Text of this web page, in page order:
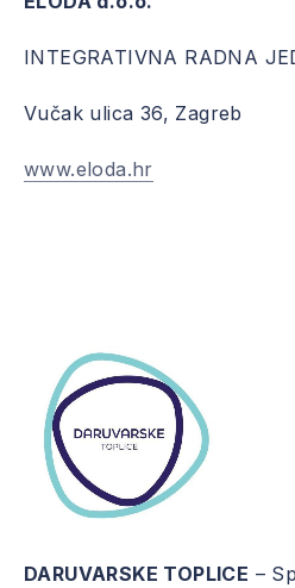
INTEGRATIVNA RADNA
Vučak ulica 36, Zagreb
www.eloda.hr
DARUVARSKE TOPLICE –